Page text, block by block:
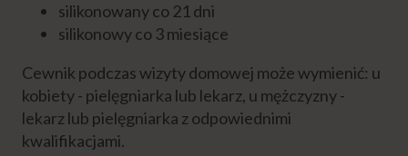
DIETA CHOREGO
FIZJOTERAPIA CHOREGO
OSTATNIE GODZINY ŻYCIA
silikonowany co 21 dni
silikonowy co 3 miesiące
Cewnik podczas wizyty domowej może wymienić: u
kobiety - pielęgniarka lub lekarz, u mężczyzny -
lekarz lub pielęgniarka z odpowiednimi
kwalifikacjami.